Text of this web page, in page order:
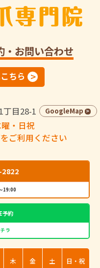
・お問い合わせ
ちら
丁目28-1
GoogleMap
・日祝
ご利用ください
2822
19:00
予約
ラ
木 金 土 日・祝